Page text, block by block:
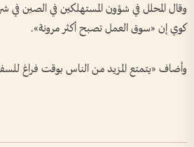
وقال المحلل في شؤون المستهلكين في الصين في
كوي إن «سوق العمل تصبح أكثر مرونة».
وأضاف «يتمتع المزيد من الناس بوقت فراغ